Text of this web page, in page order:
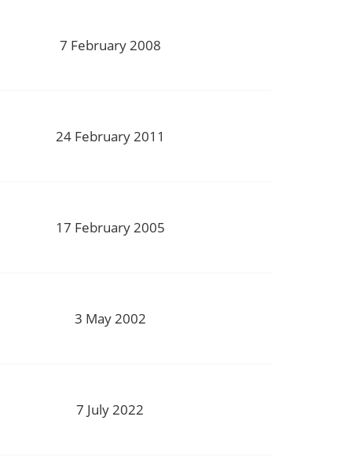
7 February 2008
24 February 2011
17 February 2005
3 May 2002
7 July 2022